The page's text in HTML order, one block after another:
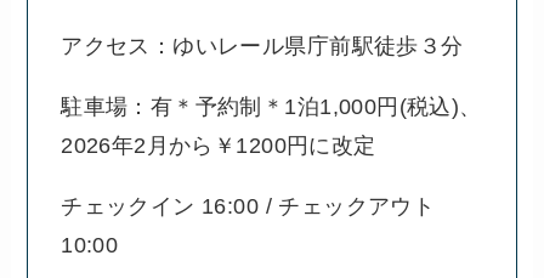
アクセス：ゆいレール県庁前駅徒歩３分
駐車場：有＊予約制＊1泊1,000円(税込)、
2026年2月から￥1200円に改定
チェックイン 16:00 / チェックアウト
10:00